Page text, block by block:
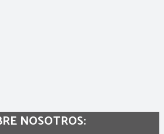
NOSOTROS: